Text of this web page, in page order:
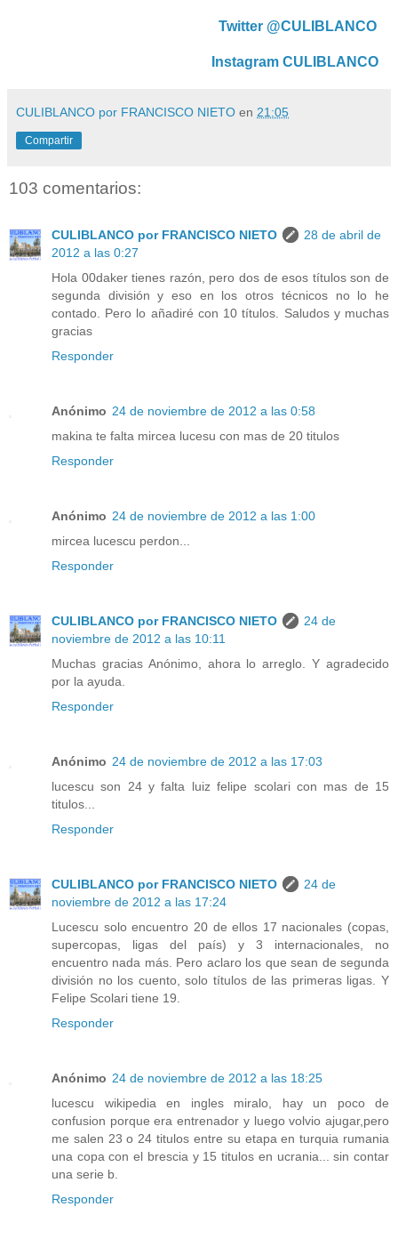
Twitter @CULIBLANCO
Instagram CULIBLANCO
CULIBLANCO por FRANCISCO NIETO en 21:05
Compartir
103 comentarios:
CULIBLANCO por FRANCISCO NIETO
28 de abril de
2012 a las 0:27
Hola 00daker tienes razón, pero dos de esos títulos son de
segunda división y eso en los otros técnicos no lo he
contado. Pero lo añadiré con 10 títulos. Saludos y muchas
gracias
Responder
Anónimo 24 de noviembre de 2012 a las 0:58
makina te falta mircea lucesu con mas de 20 titulos
Responder
Anónimo 24 de noviembre de 2012 a las 1:00
mircea lucescu perdon...
Responder
CULIBLANCO por FRANCISCO NIETO
24 de
noviembre de 2012 a las 10:11
Muchas gracias Anónimo, ahora lo arreglo. Y agradecido
por la ayuda.
Responder
Anónimo 24 de noviembre de 2012 a las 17:03
lucescu son 24 y falta luiz felipe scolari con mas de 15
titulos...
Responder
CULIBLANCO por FRANCISCO NIETO
24 de
noviembre de 2012 a las 17:24
Lucescu solo encuentro 20 de ellos 17 nacionales (copas,
supercopas, ligas del país) y 3 internacionales, no
encuentro nada más. Pero aclaro los que sean de segunda
división no los cuento, solo títulos de las primeras ligas. Y
Felipe Scolari tiene 19.
Responder
Anónimo 24 de noviembre de 2012 a las 18:25
lucescu wikipedia en ingles miralo, hay un poco de
confusion porque era entrenador y luego volvio ajugar,pero
me salen 23 o 24 titulos entre su etapa en turquia rumania
una copa con el brescia y 15 titulos en ucrania... sin contar
una serie b.
Responder